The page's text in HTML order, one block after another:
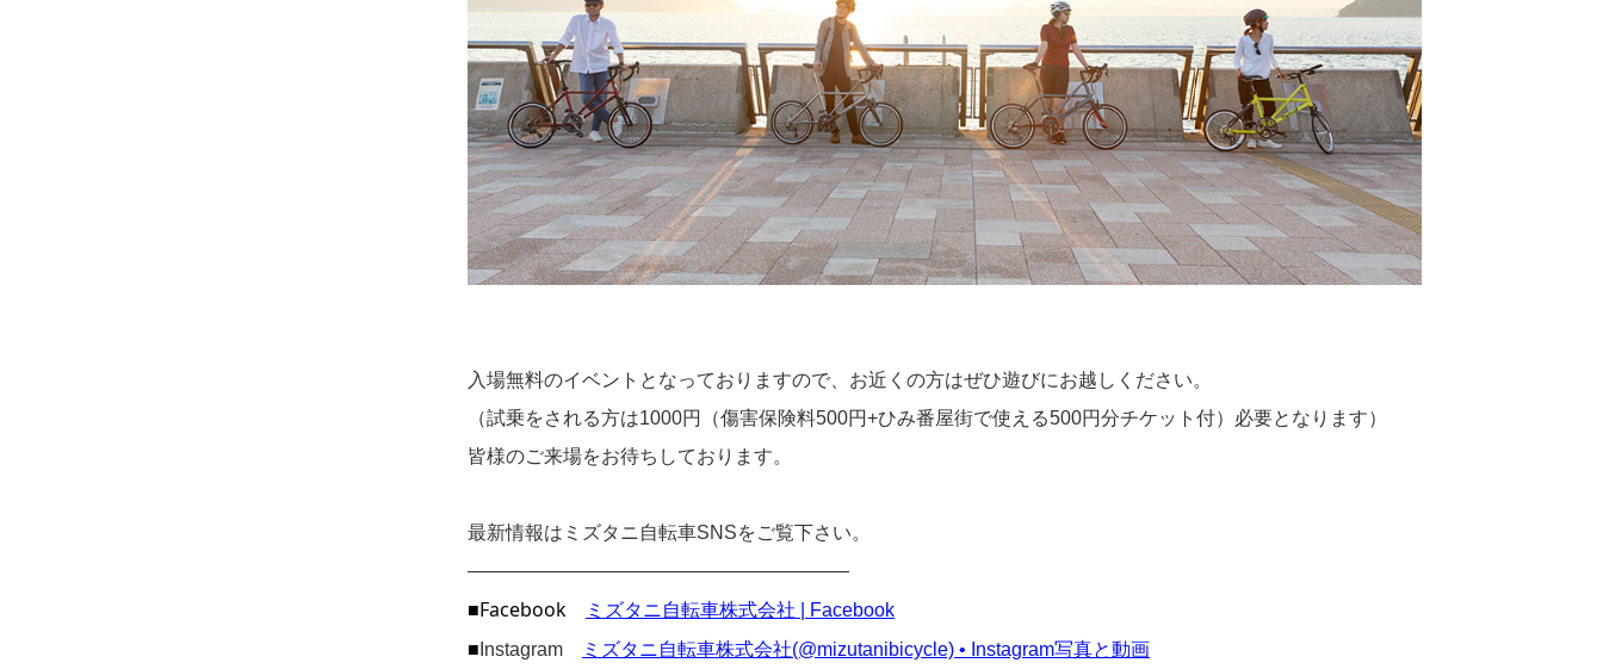
入場無料のイベントとなっておりますので、お近くの方はぜひ遊びにお越しください。
（試乗をされる方は1000円（傷害保険料500円+ひみ番屋街で使える500円分チケット付）必要となります）
皆様のご来場をお待ちしております。
最新情報はミズタニ自転車SNSをご覧下さい。
————————————————————
■Facebook ミズタニ自転車株式会社 | Facebook
■ Instagram ミズタニ自転車株式会社(@mizutanibicycle) • Instagram写真と動画